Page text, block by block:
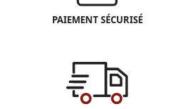
PAIEMENT SÉCURISÉ